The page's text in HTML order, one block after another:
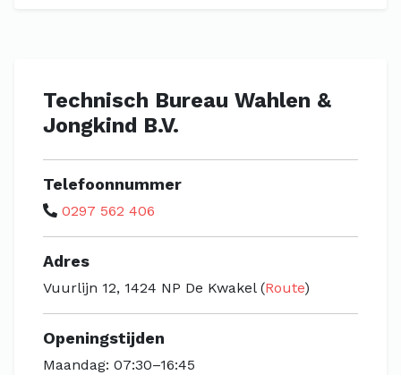
Technisch Bureau Wahlen &
Jongkind B.V.
Telefoonnummer
0297 562 406
Adres
Vuurlijn 12, 1424 NP De Kwakel (Route)
Openingstijden
Maandag: 07:30–16:45